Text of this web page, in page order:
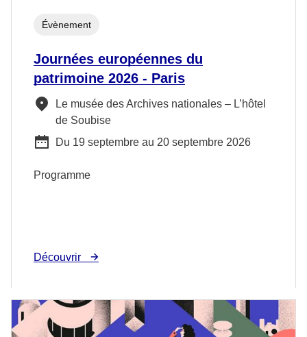
Journées européennes du
patrimoine 2026 - Paris
Le musée des Archives nationales – L’hôtel
de Soubise
Du 19 septembre au 20 septembre 2026
Programme
Évènement
Découvrir